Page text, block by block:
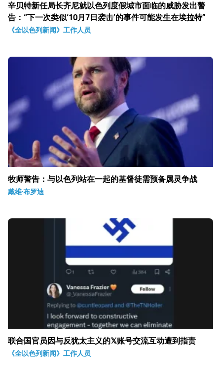
辛贝特新任局长齐尼就以色列度假城市面临的威胁发出警
告：“下一次类似‘10月7日袭击’的事件可能发生在埃拉特”
《全以色列新闻》工作人员
牧师警告：与以色列站在一起的基督徒需预备属灵争战
戴维·布罗迪
联合国官员因与反犹太主义的𝕏账号交流互动遭到指责
《全以色列新闻》工作人员